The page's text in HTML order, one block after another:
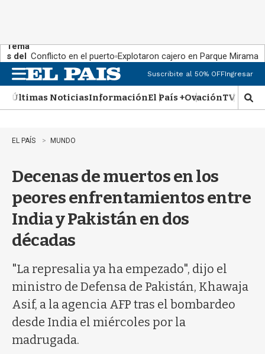
Tema
s del
día:
Conflicto en el puerto Explotaron cajero en Parque Miramar
n
u
Suscribite al 50% OFFIngresar
Últimas NoticiasInformaciónEl País +OvaciónTV Show
M
o
�
EL PAÍS MUNDO
Decenas de muertos en los
peores enfrentamientos entre
India y Pakistán en dos
décadas
"La represalia ya ha empezado", dijo el
ministro de Defensa de Pakistán, Khawaja
Asif, a la agencia AFP tras el bombardeo
desde India el miércoles por la
madrugada.